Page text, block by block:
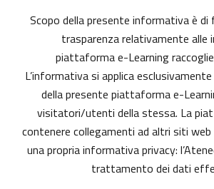
Scopo della presente informativa è di
trasparenza relativamente alle
piattaforma e-Learning
L’informativa si applica
della presente piattaforma e-
visitatori/utenti della stessa. La
contenere collegamenti ad altri siti web
una propria informativa privacy:
trattamento dei dati